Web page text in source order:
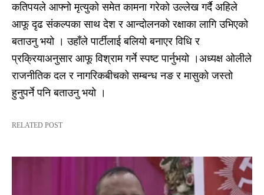
कतिपयले आफ्नो मृत्युको समेत कामना गरेको उल्लेख गर्दै अहिले
आफू दृढ संकल्पका साथ देश र आन्दोलनको रक्षाका लागि उभिएको
बताउनु भयो । उहाँले पार्टीलाई बलियो बनाएर विधि र
प्रक्रियाअनुसार आफू विश्राम गर्ने स्पष्ट पार्नुभयो ।अध्यक्ष ओलीले
राजनीतिक दल र नागरिकबीचको सम्बन्ध नङ र मासुको जस्तो
हुनुपर्ने पनि बताउनु भयो ।
RELATED POST